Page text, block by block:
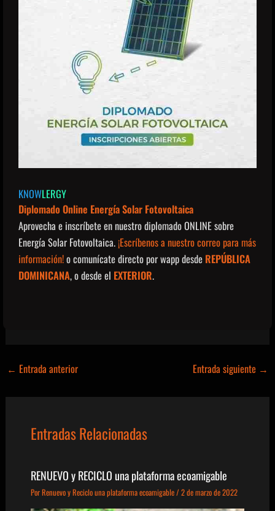
KNOWLERGY
Diplomado Online Energía Solar Fotovoltaica
Aprovecha e inscríbete en nuestro diplomado ONLINE sobre
Energía Solar Fotovoltaica.¡Escríbenos a nuestro correo para más
información!o comunícate directo por wapp desde REPÚBLICA
DOMINICANA,o desde el EXTERIOR.
← Entrada anterior Entrada siguiente →
Entradas Relacionadas
RENUEVO y RECICLO una plataforma ecoamigable
PorRenuevo y Reciclo una plataforma ecoamigable/ 2 de marzo de 2022